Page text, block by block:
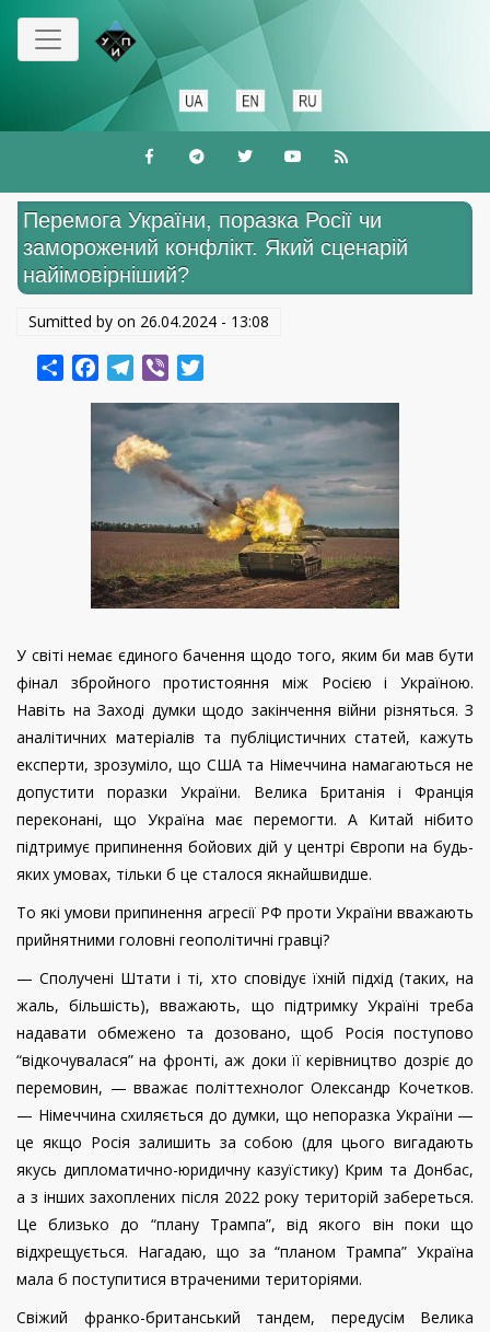
Перейти
основному
Перемога України, поразка Росії чи
заморожений конфлікт. Який сценарій
найімовірніший?
Sumitted by on 26.04.2024 - 13:08
ShareFacebookTelegram
Viber
У світі немає єдиного бачення щодо того, яким би мав бути
фінал збройного протистояння між Росією і Україною.
Навіть на Заході думки щодо закінчення війни різняться. З
аналітичних матеріалів та публіцистичних статей, кажуть
експерти, зрозуміло, що США та Німеччина намагаються не
допустити поразки України. Велика Британія і Франція
переконані, що Україна має перемогти. А Китай нібито
підтримує припинення бойових дій у центрі Європи на будь-
яких умовах, тільки б це сталося якнайшвидше.
То які умови припинення агресії РФ проти України вважають
прийнятними головні геополітичні гравці?
— Сполучені Штати і ті, хто сповідує їхній підхід (таких, на
жаль, більшість), вважають, що підтримку Україні треба
надавати обмежено та дозовано, щоб Росія поступово
“відкочувалася” на фронті, аж доки її керівництво дозріє до
перемовин, — вважає політтехнолог Олександр Кочетков.
— Німеччина схиляється до думки, що непоразка України —
це якщо Росія залишить за собою (для цього вигадають
якусь дипломатично-юридичну казуїстику) Крим та Донбас,
а з інших захоплених після 2022 року територій забереться.
Це близько до “плану Трампа”, від якого він поки що
відхрещується. Нагадаю, що за “планом Трампа” Україна
мала б поступитися втраченими територіями.
Свіжий франко-британський тандем, передусім Велика